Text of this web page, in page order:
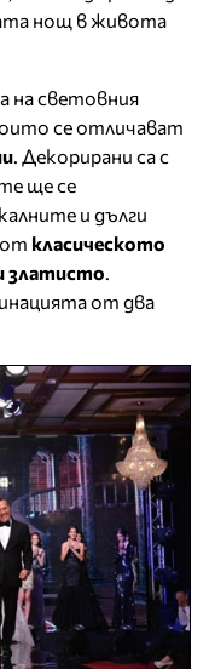
нощ в живота
на световния
се отличават
. Декорирани са с
ще се
и дълги
класическото
златисто.
от два